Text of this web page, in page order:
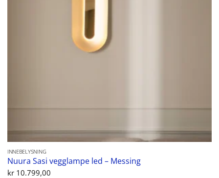
INNEBELYSNING
Nuura Sasi vegglampe led – Messing
kr10.799,00